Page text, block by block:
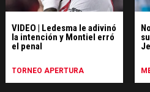
VIDEO | Ledesma le adivinó
la intención y Montiel erró
el penal
TORNEO APERTURA